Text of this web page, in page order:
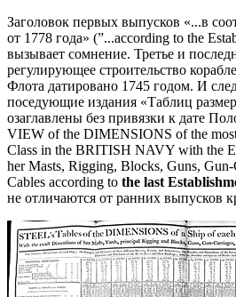
Заголовок первых выпусков «...в
от 1778 года» (”...according to the
вызывает сомнение. Третье и
регулирующее строительство
Флота датировано 1745 годом. И
поседующие издания «Таблиц
озаглавлены без привязки к дате
VIEW of the DIMENSIONS of the
Class in the BRITISH NAVY with the
her Masts, Rigging, Blocks, Guns, Gun-
Cables according to the last
не отличаются от ранних выпусков